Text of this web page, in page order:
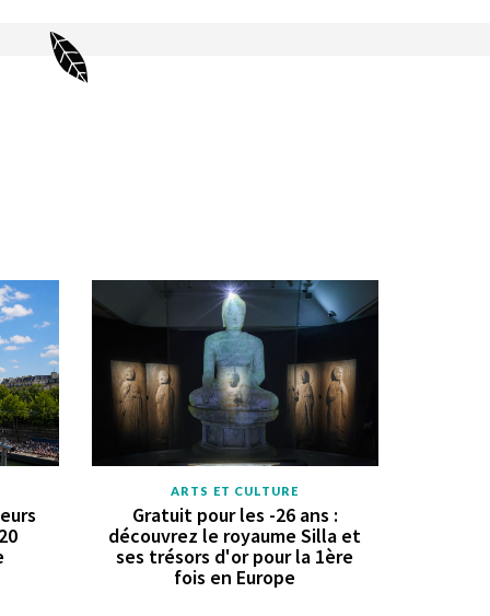
ARTS ET CULTURE
Gratuit pour les -26 ans :
découvrez le royaume Silla et
ses trésors d'or pour la 1ère
fois en Europe